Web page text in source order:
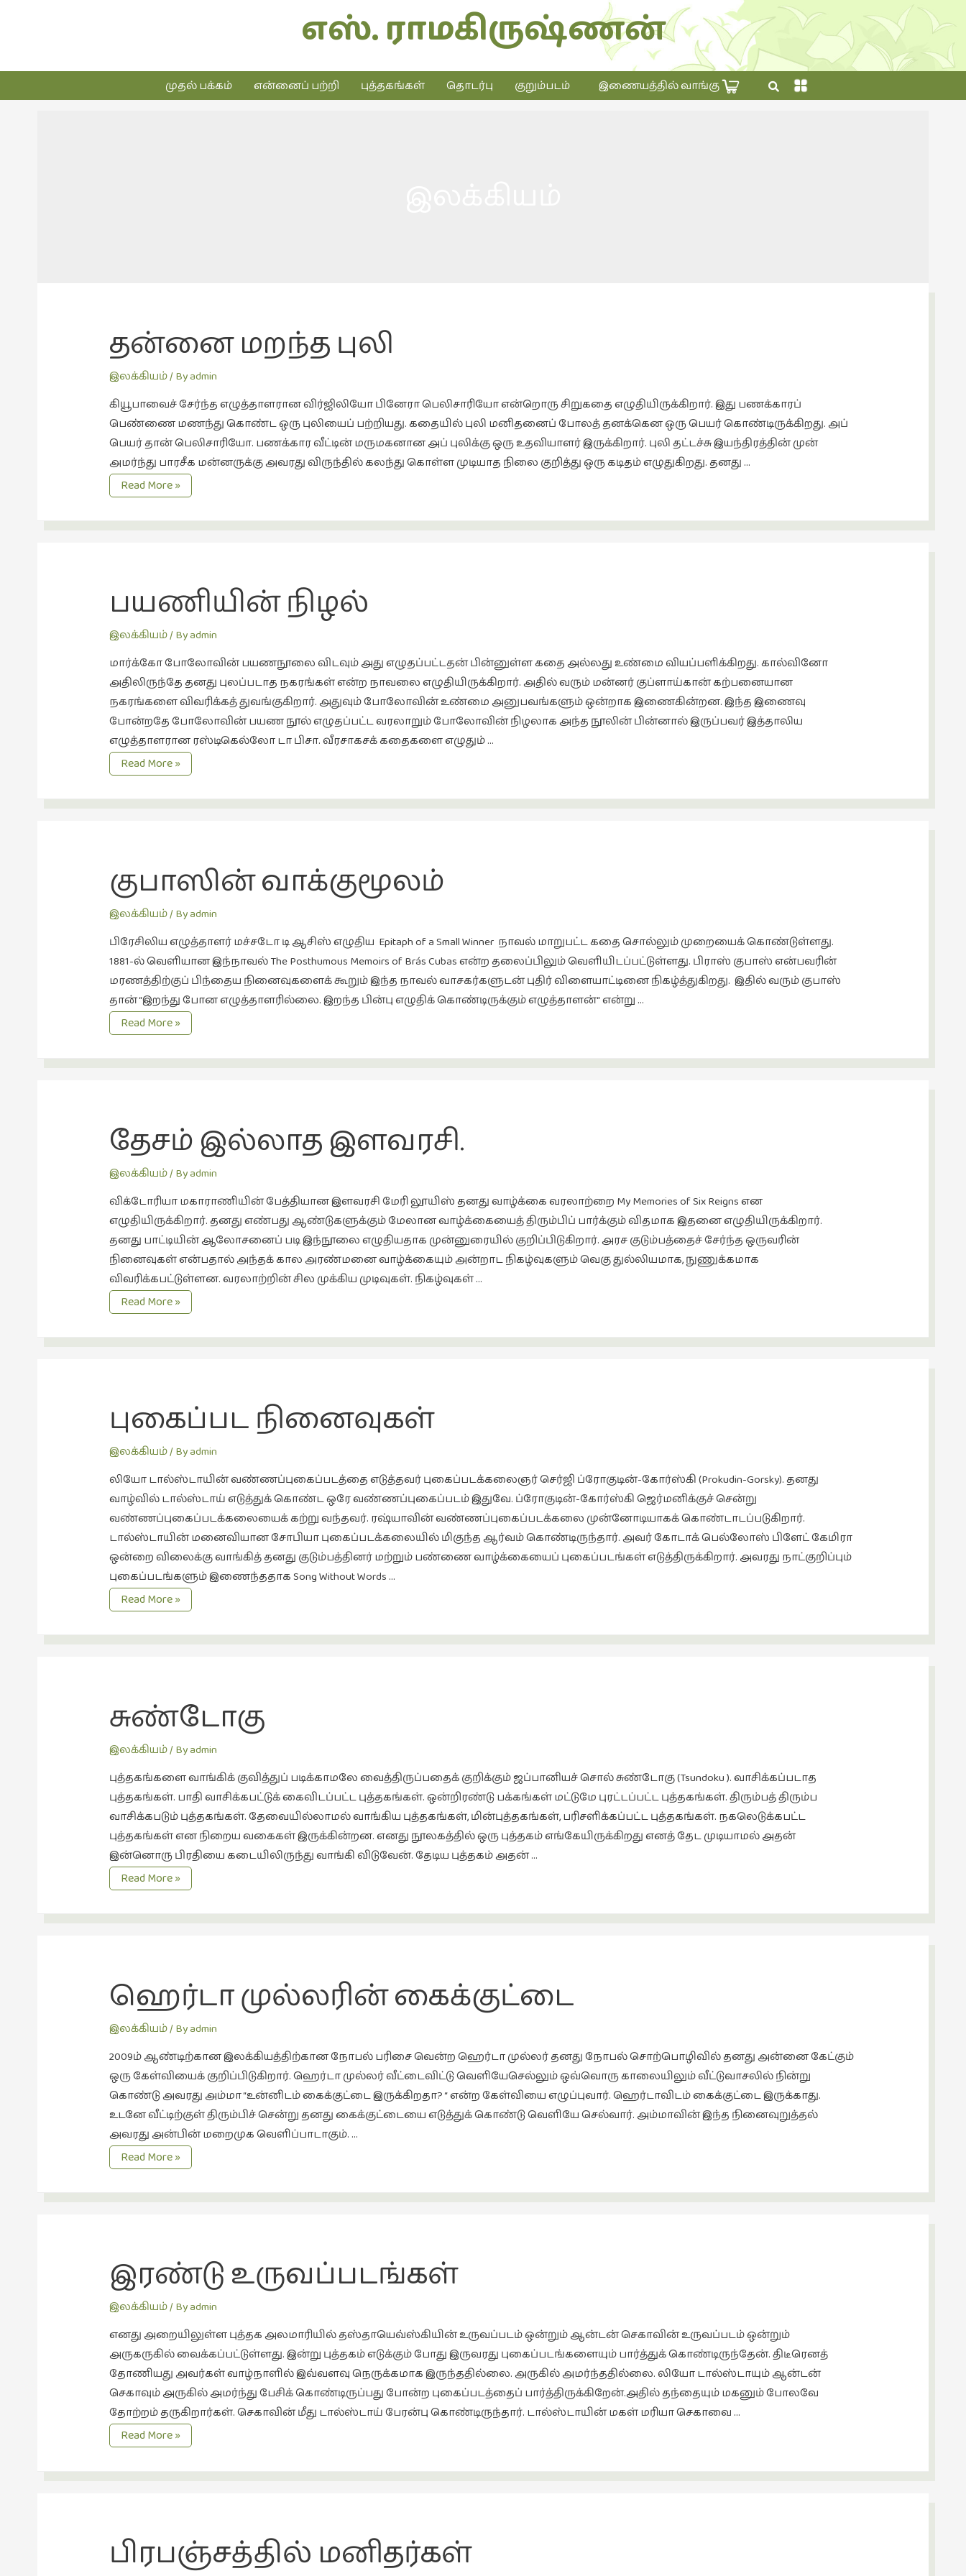
எஸ். ராமகிருஷ்ணன்
முதல் பக்கம் என்னைப் பற்றி புத்தகங்கள் தொடர்பு குறும்படம் இணையத்தில் வாங்கு
தன்னை மறந்த புலி
இலக்கியம்/ Byadmin
கியூபாவைச் சேர்ந்த எழுத்தாளரான விர்ஜிலியோ பினேரா பெலிசாரியோ என்றொரு சிறுகதை எழுதியிருக்கிறார். இது பணக்காரப்
பெண்ணை மணந்து கொண்ட ஒரு புலியைப் பற்றியது. கதையில் புலி மனிதனைப் போலத் தனக்கென ஒரு பெயர் கொண்டிருக்கிறது. அப்
பெயர் தான் பெலிசாரியோ. பணக்கார வீட்டின் மருமகனான அப் புலிக்கு ஒரு உதவியாளர் இருக்கிறார். புலி தட்டச்சு இயந்திரத்தின் முன்
அமர்ந்து பாரசீக மன்னருக்கு அவரது விருந்தில் கலந்து கொள்ள முடியாத நிலை குறித்து ஒரு கடிதம் எழுதுகிறது. தனது …
தன்னை
மறந்த
Read More »
பயணியின் நிழல்
இலக்கியம்/ Byadmin
மார்க்கோ போலோவின் பயணநூலை விடவும் அது எழுதப்பட்டதன் பின்னுள்ள கதை அல்லது உண்மை வியப்பளிக்கிறது. கால்வினோ
அதிலிருந்தே தனது புலப்படாத நகரங்கள் என்ற நாவலை எழுதியிருக்கிறார். அதில் வரும் மன்னர் குப்ளாய்கான் கற்பனையான
நகரங்களை விவரிக்கத் துவங்குகிறார். அதுவும் போலோவின் உண்மை அனுபவங்களும் ஒன்றாக இணைகின்றன. இந்த இணைவு
போன்றதே போலோவின் பயண நூல் எழுதப்பட்ட வரலாறும் போலோவின் நிழலாக அந்த நூலின் பின்னால் இருப்பவர் இத்தாலிய
எழுத்தாளரான ரஸ்டிகெல்லோ டா பிசா. வீரசாகசக் கதைகளை எழுதும் …
பயணியின்
நிழல்
Read More »
குபாஸின் வாக்குமூலம்
இலக்கியம்/ Byadmin
பிரேசிலிய எழுத்தாளர் மச்சடோ டி ஆசிஸ் எழுதிய Epitaph of a Small Winner நாவல் மாறுபட்ட கதை சொல்லும் முறையைக் கொண்டுள்ளது.
1881-ல் வெளியான இந்நாவல் The Posthumous Memoirs of Brás Cubas என்ற தலைப்பிலும் வெளியிடப்பட்டுள்ளது. பிராஸ் குபாஸ் என்பவரின்
மரணத்திற்குப் பிந்தைய நினைவுகளைக் கூறும் இந்த நாவல் வாசகர்களுடன் புதிர் விளையாட்டினை நிகழ்த்துகிறது. இதில் வரும் குபாஸ்
தான் “இறந்து போன எழுத்தாளரில்லை. இறந்த பின்பு எழுதிக் கொண்டிருக்கும் எழுத்தாளன்“ என்று …
குபாஸின்
வாக்குமூலம்
Read More »
தேசம் இல்லாத இளவரசி.
இலக்கியம்/ Byadmin
விக்டோரியா மகாராணியின் பேத்தியான இளவரசி மேரி லூயிஸ் தனது வாழ்க்கை வரலாற்றை My Memories of Six Reigns என
எழுதியிருக்கிறார். தனது எண்பது ஆண்டுகளுக்கும் மேலான வாழ்க்கையைத் திரும்பிப் பார்க்கும் விதமாக இதனை எழுதியிருக்கிறார்.
தனது பாட்டியின் ஆலோசனைப் படி இந்நூலை எழுதியதாக முன்னுரையில் குறிப்பிடுகிறார். அரச குடும்பத்தைச் சேர்ந்த ஒருவரின்
நினைவுகள் என்பதால் அந்தக் கால அரண்மனை வாழ்க்கையும் அன்றாட நிகழ்வுகளும் வெகு துல்லியமாக, நுணுக்கமாக
விவரிக்கபட்டுள்ளன. வரலாற்றின் சில முக்கிய முடிவுகள். நிகழ்வுகள் …
தேசம்
இல்லாத
Read More »
புகைப்பட நினைவுகள்
இலக்கியம்/ Byadmin
லியோ டால்ஸ்டாயின் வண்ணப்புகைப்படத்தை எடுத்தவர் புகைப்படக்கலைஞர் செர்ஜி ப்ரோகுடின்-கோர்ஸ்கி (Prokudin-Gorsky). தனது
வாழ்வில் டால்ஸ்டாய் எடுத்துக் கொண்ட ஒரே வண்ணப்புகைப்படம் இதுவே. ப்ரோகுடின்-கோர்ஸ்கி ஜெர்மனிக்குச் சென்று
வண்ணப்புகைப்படக்கலையைக் கற்று வந்தவர். ரஷ்யாவின் வண்ணப்புகைப்படக்கலை முன்னோடியாகக் கொண்டாடப்படுகிறார்.
டால்ஸ்டாயின் மனைவியான சோபியா புகைப்படக்கலையில் மிகுந்த ஆர்வம் கொண்டிருந்தார். அவர் கோடாக் பெல்லோஸ் பிளேட் கேமிரா
ஒன்றை விலைக்கு வாங்கித் தனது குடும்பத்தினர் மற்றும் பண்ணை வாழ்க்கையைப் புகைப்படங்கள் எடுத்திருக்கிறார். அவரது நாட்குறிப்பும்
புகைப்படங்களும் இணைந்ததாக Song Without Words …
புகைப்பட
நினைவுகள்
Read More »
சுண்டோகு
இலக்கியம்/ Byadmin
புத்தகங்களை வாங்கிக் குவித்துப் படிக்காமலே வைத்திருப்பதைக் குறிக்கும் ஜப்பானியச் சொல் சுண்டோகு (Tsundoku ). வாசிக்கப்படாத
புத்தகங்கள். பாதி வாசிக்கபட்டுக் கைவிடப்பட்ட புத்தகங்கள். ஒன்றிரண்டு பக்கங்கள் மட்டுமே புரட்டப்பட்ட புத்தகங்கள். திரும்பத் திரும்ப
வாசிக்கபடும் புத்தகங்கள். தேவையில்லாமல் வாங்கிய புத்தகங்கள், மின்புத்தகங்கள், பரிசளிக்கப்பட்ட புத்தகங்கள். நகலெடுக்கபட்ட
புத்தகங்கள் என நிறைய வகைகள் இருக்கின்றன. எனது நூலகத்தில் ஒரு புத்தகம் எங்கேயிருக்கிறது எனத் தேட முடியாமல் அதன்
இன்னொரு பிரதியை கடையிலிருந்து வாங்கி விடுவேன். தேடிய புத்தகம் அதன் …
சுண்டோகு
Read More »
ஹெர்டா முல்லரின் கைக்குட்டை
இலக்கியம்/ Byadmin
2009ம் ஆண்டிற்கான இலக்கியத்திற்கான நோபல் பரிசை வென்ற ஹெர்டா முல்லர் தனது நோபல் சொற்பொழிவில் தனது அன்னை கேட்கும்
ஒரு கேள்வியைக் குறிப்பிடுகிறார். ஹெர்டா முல்லர் வீட்டைவிட்டு வெளியேசெல்லும் ஒவ்வொரு காலையிலும் வீட்டுவாசலில் நின்று
கொண்டு அவரது அம்மா “உன்னிடம் கைக்குட்டை இருக்கிறதா? “ என்ற கேள்வியை எழுப்புவார். ஹெர்டாவிடம் கைக்குட்டை இருக்காது.
உடனே வீட்டிற்குள் திரும்பிச் சென்று தனது கைக்குட்டையை எடுத்துக் கொண்டு வெளியே செல்வார். அம்மாவின் இந்த நினைவுறுத்தல்
அவரது அன்பின் மறைமுக வெளிப்பாடாகும். …
ஹெர்டா
முல்லரின்
Read More »
இரண்டு உருவப்படங்கள்
இலக்கியம்/ Byadmin
எனது அறையிலுள்ள புத்தக அலமாரியில் தஸ்தாயெவ்ஸ்கியின் உருவப்படம் ஒன்றும் ஆன்டன் செகாவின் உருவப்படம் ஒன்றும்
அருகருகில் வைக்கப்பட்டுள்ளது. இன்று புத்தகம் எடுக்கும் போது இருவரது புகைப்படங்களையும் பார்த்துக் கொண்டிருந்தேன். திடீரெனத்
தோணியது அவர்கள் வாழ்நாளில் இவ்வளவு நெருக்கமாக இருந்ததில்லை. அருகில் அமர்ந்ததில்லை. லியோ டால்ஸ்டாயும் ஆன்டன்
செகாவும் அருகில் அமர்ந்து பேசிக் கொண்டிருப்பது போன்ற புகைப்படத்தைப் பார்த்திருக்கிறேன்.அதில் தந்தையும் மகனும் போலவே
தோற்றம் தருகிறார்கள். செகாவின் மீது டால்ஸ்டாய் பேரன்பு கொண்டிருந்தார். டால்ஸ்டாயின் மகள் மரியா செகாவை …
இரண்டு
உருவப்படங்கள்
Read More »
பிரபஞ்சத்தில் மனிதர்கள்